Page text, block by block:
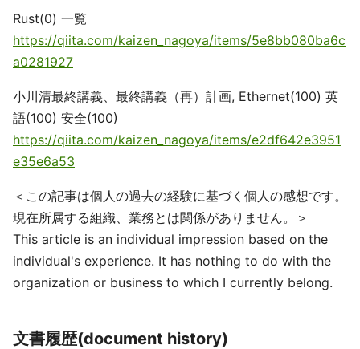
Rust(0) 一覧
https://qiita.com/kaizen_nagoya/items/5e8bb080ba6c
a0281927
小川清最終講義、最終講義（再）計画, Ethernet(100) 英
語(100) 安全(100)
https://qiita.com/kaizen_nagoya/items/e2df642e3951
e35e6a53
＜この記事は個人の過去の経験に基づく個人の感想です。
現在所属する組織、業務とは関係がありません。＞
This article is an individual impression based on the
individual's experience. It has nothing to do with the
organization or business to which I currently belong.
文書履歴(document history)